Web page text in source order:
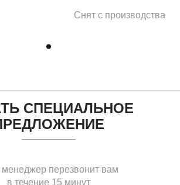
Снят с производства
СПЕЦИАЛЬНОЕ
перезвонит вам
в течение 15 минут